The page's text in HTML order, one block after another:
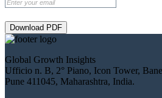
Download PDF
Global Growth Insights
Ufficio n. B, 2° Piano, Icon Tower,
Pune 411045, Maharashtra, India.